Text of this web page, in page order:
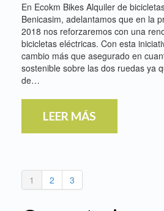
En Ecokm Bikes Alquiler de
Benicasim, adelantamos que en la
2018 nos reforzaremos con una
bicicletas eléctricas. Con esta
cambio más que asegurado en
sostenible sobre las dos ruedas ya
de…
LEER MÁS
1 2 3